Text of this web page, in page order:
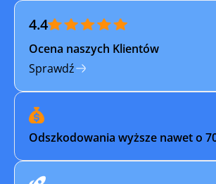
4.4
Ocena naszych Klientów
Sprawdź
Odszkodowania wyższe nawet o